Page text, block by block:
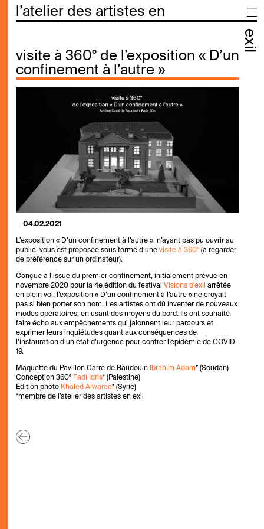
l’atelier des artistes en
exil
visite à 360° de l’exposition « D’un
confinement à l’autre »
04.02.2021
L’exposition « D’un confinement à l’autre », n’ayant pas pu ouvrir au
public, vous est proposée sous forme d’une visite à 360° (à regarder
de préférence sur un ordinateur).
Conçue à l’issue du premier confinement, initialement prévue en
novembre 2020 pour la 4e édition du festival Visions d’exil
arrêtée
en plein vol, l’exposition « D’un confinement à l’autre » ne croyait
pas si bien porter son nom. Les artistes ont dû inventer de nouveaux
modes opératoires, en usant des moyens du bord. Ils ont souhaité
faire écho aux empêchements qui jalonnent leur parcours et
exprimer leurs inquiétudes quant aux conséquences de
l’instauration d’un état d’urgence pour contrer l’épidémie de COVID-
19.
Maquette du Pavillon Carré de Baudouin Ibrahim Adam* (Soudan)
Conception 360° Fadi Idris* (Palestine)
Édition photo Khaled Alwarea* (Syrie)
*membre de l’atelier des artistes en exil